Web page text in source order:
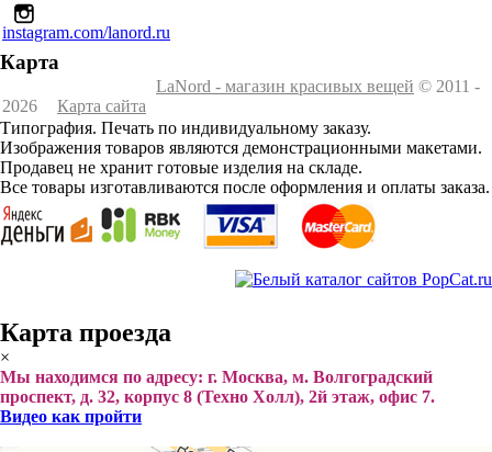
instagram.com/lanord.ru
Карта
LaNord - магазин красивых вещей © 2011 -
2026
Карта сайта
Типография. Печать по индивидуальному заказу.
Изображения товаров являются демонстрационными макетами.
Продавец не хранит готовые изделия на складе.
Все товары изготавливаются после оформления и оплаты заказа.
Карта проезда
×
Мы находимся по адресу: г. Москва, м. Волгоградский
проспект, д. 32, корпус 8 (Техно Холл), 2й этаж, офис 7.
Видео как пройти